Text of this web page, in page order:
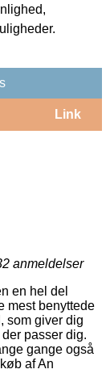
Link
anmeldelser
en hel del
mest benyttede
som giver dig
passer dig.
gange også
af An